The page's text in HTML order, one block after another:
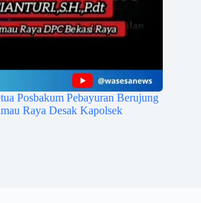
Posbakum Pebayuran Berujung
Raya Desak Kapolsek